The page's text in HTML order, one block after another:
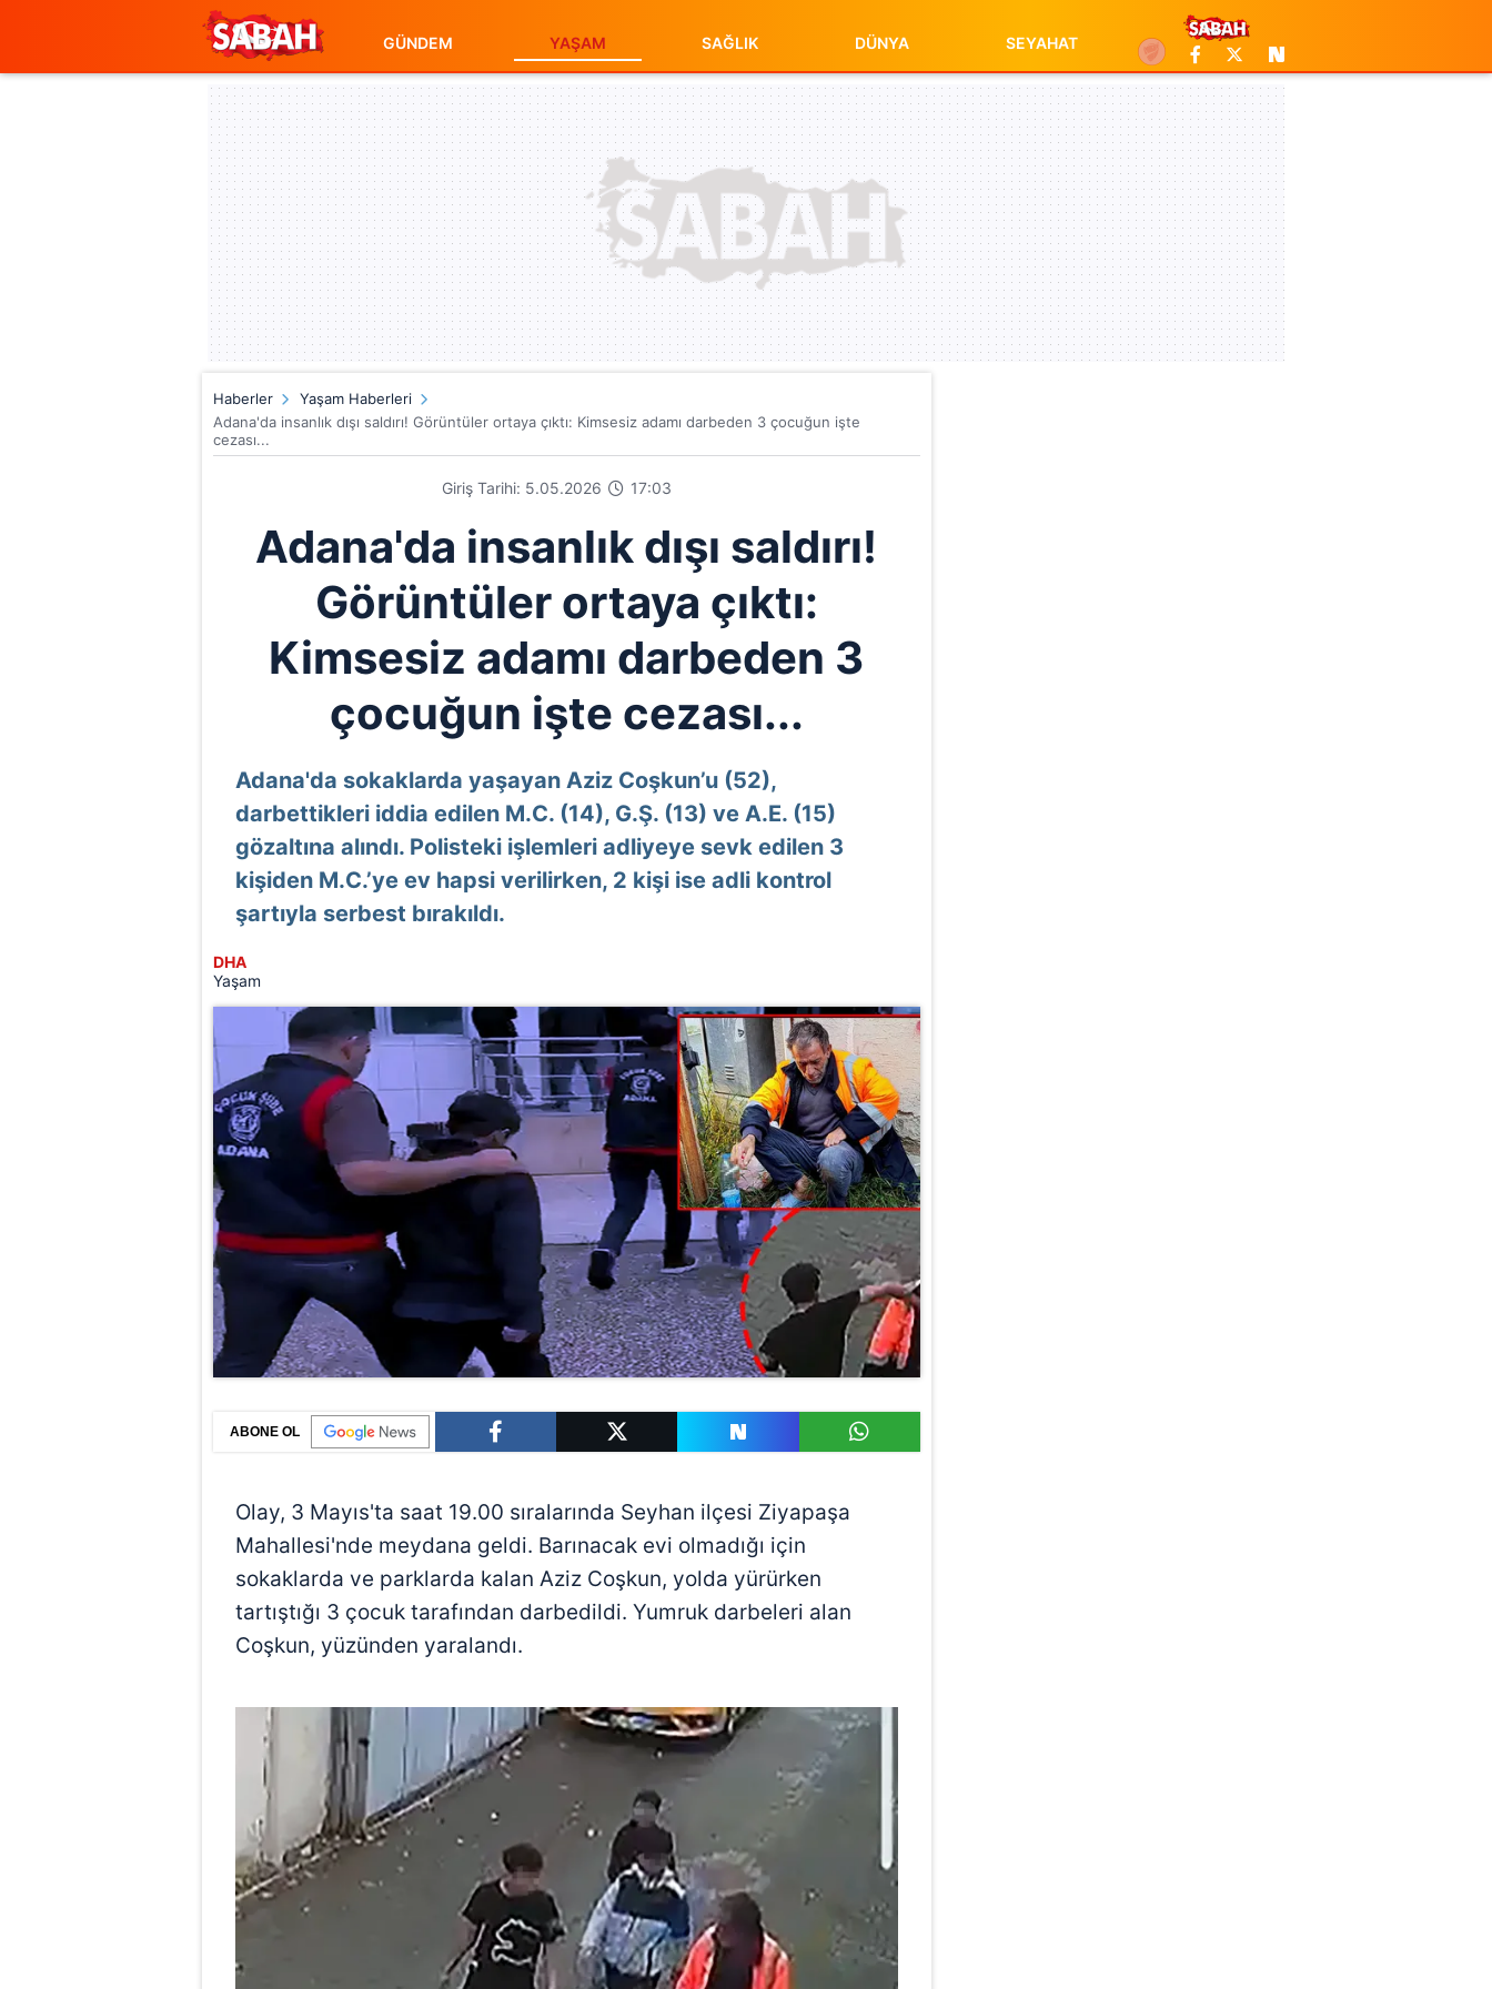
GÜNDEM YAŞAM SAĞLIK DÜNYA SEYAHAT
Haberler
Yaşam Haberleri
Adana'da insanlık dışı saldırı! Görüntüler ortaya çıktı: Kimsesiz adamı darbeden 3 çocuğun işte
cezası...
Giriş Tarihi: 5.05.2026 17:03
Adana'da insanlık dışı saldırı!
Görüntüler ortaya çıktı:
Kimsesiz adamı darbeden 3
çocuğun işte cezası...
Adana'da sokaklarda yaşayan Aziz Coşkun’u (52),
darbettikleri iddia edilen M.C. (14), G.Ş. (13) ve A.E. (15)
gözaltına alındı. Polisteki işlemleri adliyeye sevk edilen 3
kişiden M.C.’ye ev hapsi verilirken, 2 kişi ise adli kontrol
şartıyla serbest bırakıldı.
DHA
Yaşam
ABONE OL
Olay, 3 Mayıs'ta saat 19.00 sıralarında Seyhan ilçesi Ziyapaşa
Mahallesi'nde meydana geldi. Barınacak evi olmadığı için
sokaklarda ve parklarda kalan Aziz Coşkun, yolda yürürken
tartıştığı 3 çocuk tarafından darbedildi. Yumruk darbeleri alan
Coşkun, yüzünden yaralandı.